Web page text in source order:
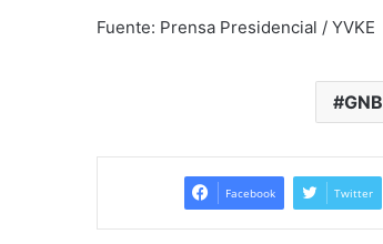
Fuente: Prensa Presidencial / YVKE
GNB
Facebook Twitter